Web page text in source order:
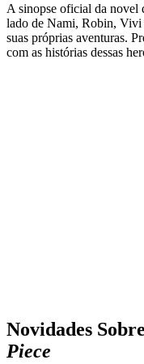
A sinopse oficial da novel
lado de Nami, Robin, Vivi
suas próprias aventuras.
com as histórias dessas
Novidades
Piece